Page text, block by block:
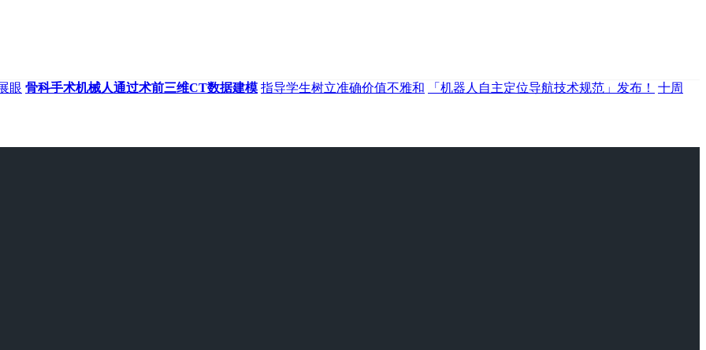
眼 骨科手术机械人通过术前三维CT数据建模 指导学生树立准确价值不雅和 「机器人自主定位导航技术规范」发布！ 十周